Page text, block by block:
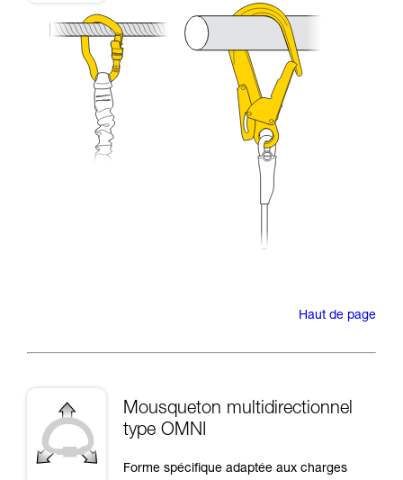
Haut de page
Mousqueton multidirectionnel
type OMNI
Forme spécifique adaptée aux charges